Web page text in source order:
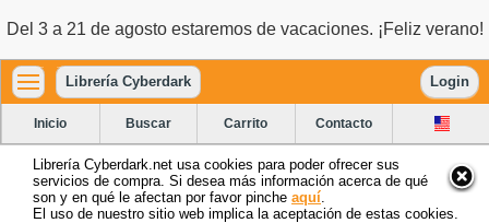
Del 3 a 21 de agosto estaremos de vacaciones. ¡Feliz verano!
Librería Cyberdark Login
Inicio Buscar Carrito Contacto
Librería Cyberdark.net usa cookies para poder ofrecer sus
servicios de compra. Si desea más información acerca de qué
son y en qué le afectan por favor pinche aquí
El uso de nuestro sitio web implica la aceptación de estas cookies.